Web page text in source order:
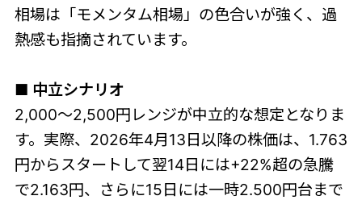
相場は「モメンタム相場」の色合いが強く、過
熱感も指摘されています。
■ 中立シナリオ
2,000〜2,500円レンジが中立的な想定となりま
す。実際、2026年4月13日以降の株価は、1.763
円からスタートして翌14日には+22%超の急騰
で2.163円、さらに15日には一時2.500円台まで